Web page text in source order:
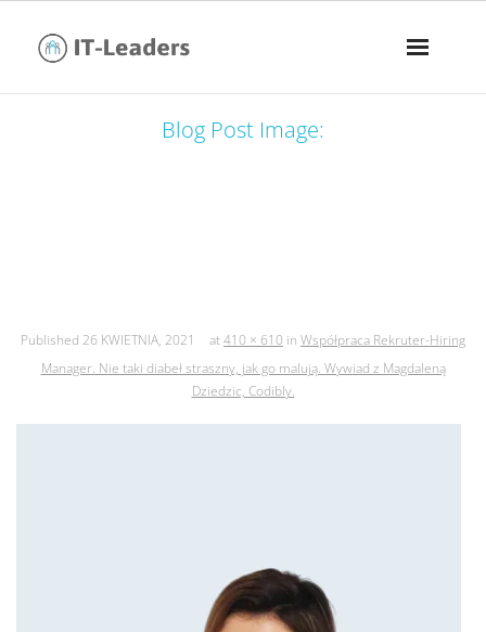
Blog Post Image:
Published 26 KWIETNIA, 2021 at410 × 610 in Współpraca Rekruter-Hiring
Manager. Nie taki diabeł straszny, jak go malują. Wywiad z Magdaleną
Dziedzic, Codibly.